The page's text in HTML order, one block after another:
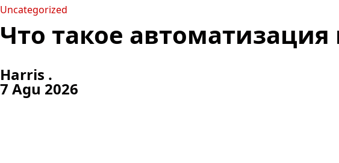
Uncategorized
Что такое
Harris .
7 Agu 2026